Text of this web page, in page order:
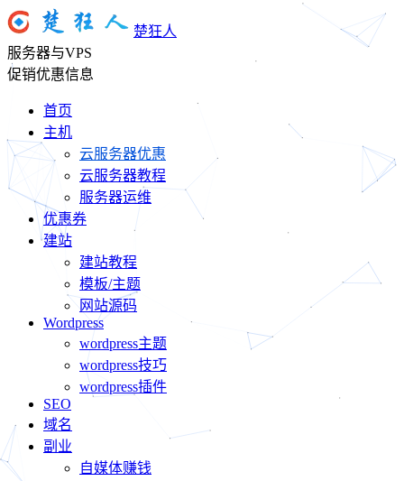
楚狂人
服务器与VPS
促销优惠信息
首页
主机
云服务器优惠
云服务器教程
服务器运维
优惠券
建站
建站教程
模板/主题
网站源码
Wordpress
wordpress主题
wordpress技巧
wordpress插件
SEO
域名
副业
自媒体赚钱